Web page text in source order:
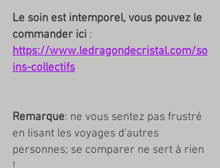
Le soin est intemporel, vous pouvez le
commander ici :
https://www.ledragondecristal.com/so
ins-collectifs
Remarque: ne vous sentez pas frustré
en lisant les voyages d'autres
personnes; se comparer ne sert à rien